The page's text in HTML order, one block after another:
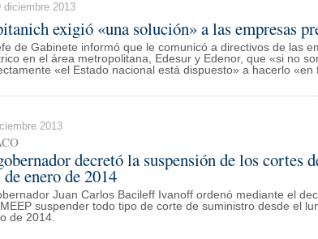
diciembre 2013
exigió «una solución» a las empresas
de Gabinete informó que le comunicó a directivos de las
en el área metropolitana, Edesur y Edenor, que «si no
«el Estado nacional está dispuesto» a hacerlo «en
2013
decretó la suspensión de los cortes
enero de 2014
Juan Carlos Bacileff Ivanoff ordenó mediante el
suspender todo tipo de corte de suministro desde el
de 2014.